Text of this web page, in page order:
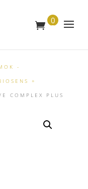
0
T
M
-
+
COMPLEX PLUS